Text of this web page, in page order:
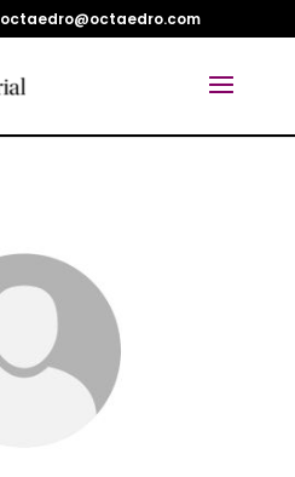
octaedro@octaedro.com